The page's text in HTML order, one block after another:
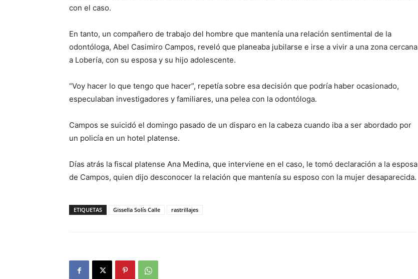
con el caso.
En tanto, un compañero de trabajo del hombre que mantenía una relación sentimental de la
odontóloga, Abel Casimiro Campos, reveló que planeaba jubilarse e irse a vivir a una zona cercana
a Lobería, con su esposa y su hijo adolescente.
“Voy hacer lo que tengo que hacer”, repetía sobre esa decisión que podría haber ocasionado,
especulaban investigadores y familiares, una pelea con la odontóloga.
Campos se suicidó el domingo pasado de un disparo en la cabeza cuando iba a ser abordado por
un policía en un hotel platense.
Días atrás la fiscal platense Ana Medina, que interviene en el caso, le tomó declaración a la esposa
de Campos, quien dijo desconocer la relación que mantenía su esposo con la mujer desaparecida.
ETIQUETAS Gissella Solís Calle rastrillajes